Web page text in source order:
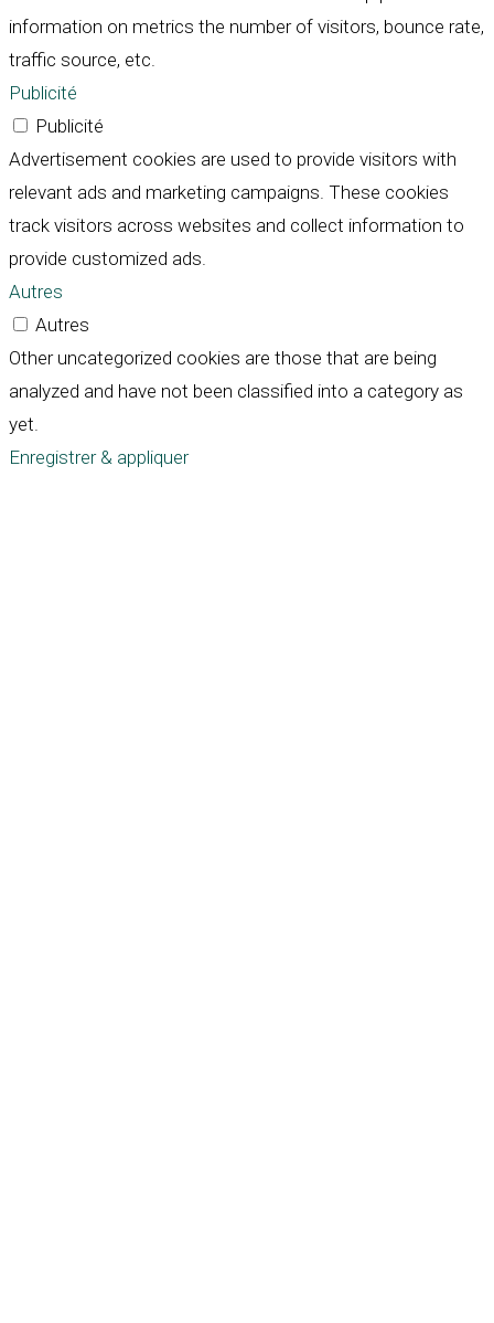
information on metrics the number of visitors, bounce rate,
traffic source, etc.
Publicité
Publicité
Advertisement cookies are used to provide visitors with
relevant ads and marketing campaigns. These cookies
track visitors across websites and collect information to
provide customized ads.
Autres
Autres
Other uncategorized cookies are those that are being
analyzed and have not been classified into a category as
yet.
Enregistrer & appliquer